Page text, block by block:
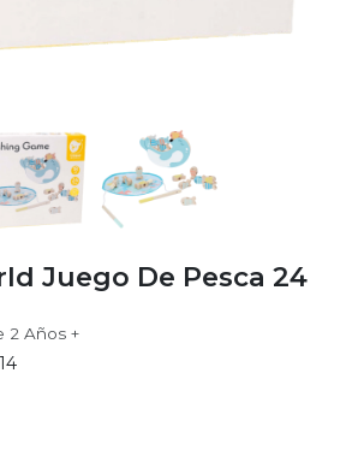
Juego De Pesca 24
2 Años +